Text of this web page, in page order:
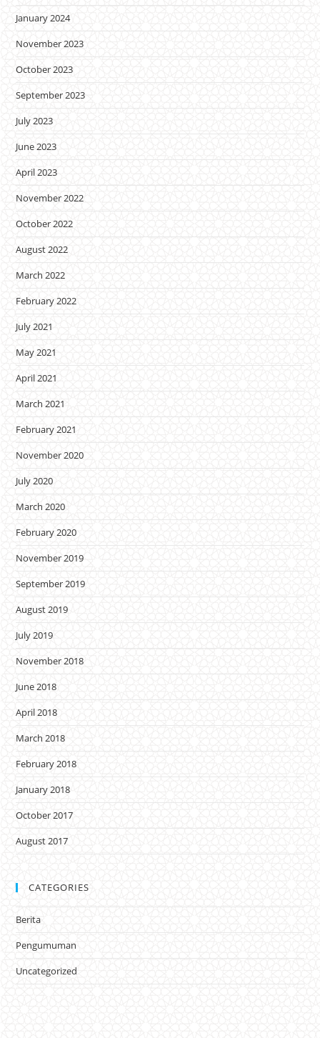
January 2024
November 2023
October 2023
September 2023
July 2023
June 2023
April 2023
November 2022
October 2022
August 2022
March 2022
February 2022
July 2021
May 2021
April 2021
March 2021
February 2021
November 2020
July 2020
March 2020
February 2020
November 2019
September 2019
August 2019
July 2019
November 2018
June 2018
April 2018
March 2018
February 2018
January 2018
October 2017
August 2017
CATEGORIES
Berita
Pengumuman
Uncategorized